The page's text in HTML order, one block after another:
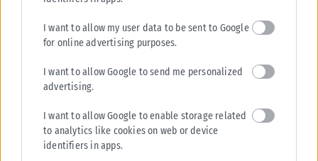
I want to allow my user data to be sent to Google
for online advertising purposes.
I want to allow Google to send me personalized
advertising.
I want to allow Google to enable storage related
to analytics like cookies on web or device
identifiers in apps.
Σουδάν, που πλήττεται από μια έντονη εμφύλια κατάσταση,
να αντιμετωπιστεί άμεσα. «Πιστεύω ότι όλοι οφείλουμε να
είμαστε πολύ ενεργοί, διότι αυτή τη στιγμή αναπτύσσεται μια
– οι άνθρωποι αναγκάζονται να εγκαταλείψουν τις χώρες και
τα σπίτια τους – αλλά και επειδή υπάρχει άμεση απειλή
επισιτιστικής ανασφάλειας, που θα ενταθεί. Συνεπώς,
πιστεύω ότι πρέπει να το συζητήσουμε αμέσως και ότι η
Αίγυπτος έχει ενεργό ρόλο σε αυτή τη διαμεσολάβηση.